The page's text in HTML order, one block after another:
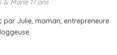
& Marie 17 ans
par Julie, maman, entrepreneure